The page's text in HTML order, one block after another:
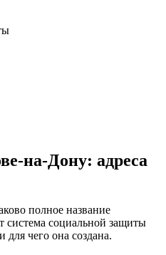
на-Дону: адреса
полное название
система социальной защиты
для чего она создана.